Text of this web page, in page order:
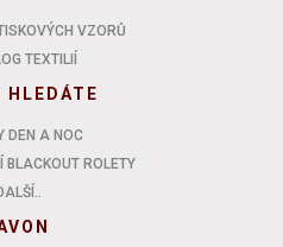
VZORŮ
TEXTILIÍ
HLEDÁTE
DEN A NOC
ROLETY